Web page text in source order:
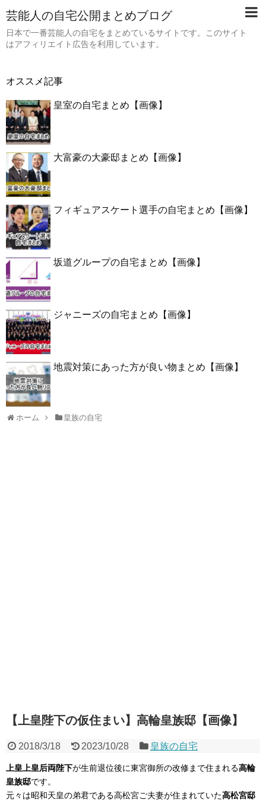
芸能人の自宅公開まとめブログ
日本で一番芸能人の自宅をまとめているサイトです。このサイト
はアフィリエイト広告を利用しています。
オススメ記事
皇室の自宅まとめ【画像】
大富豪の大豪邸まとめ【画像】
フィギュアスケート選手の自宅まとめ【画像】
坂道グループの自宅まとめ【画像】
ジャニーズの自宅まとめ【画像】
地震対策にあった方が良い物まとめ【画像】
ホーム 皇族の自宅
【上皇陛下の仮住まい】高輪皇族邸【画像】
2018/3/18 2023/10/28 皇族の自宅
上皇上皇后両陛下が生前退位後に東宮御所の改修まで住まれる高輪
皇族邸です。
元々は昭和天皇の弟君である高松宮ご夫妻が住まれていた高松宮邸